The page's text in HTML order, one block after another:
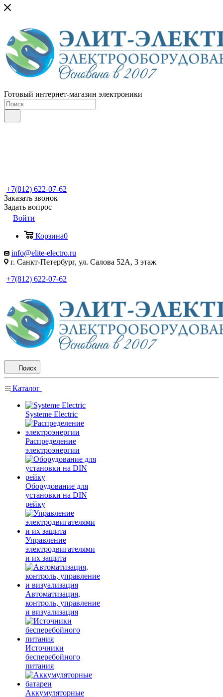
Готовый интернет-магазин электроники
+7(812) 622-07-62
Заказать звонок
Задать вопрос
Войти
Корзина0
info@elite-electro.ru
г. Санкт-Петербург, ул. Салова 52А, 3 этаж
+7(812) 622-07-62
Поиск
Каталог
Systeme Electric
Распределение
электроэнергии
Оборудование для
установки на DIN
рейку
Управление
электродвигателями
и их защита
Автоматизация,
контроль, управление
и визуализация
Источники
бесперебойного
питания
Аккумуляторные